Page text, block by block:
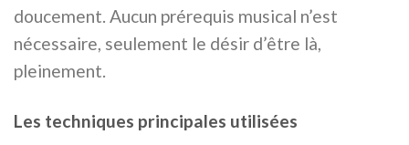
doucement. Aucun prérequis musical n’est
nécessaire, seulement le désir d’être là,
pleinement.
Les techniques principales utilisées